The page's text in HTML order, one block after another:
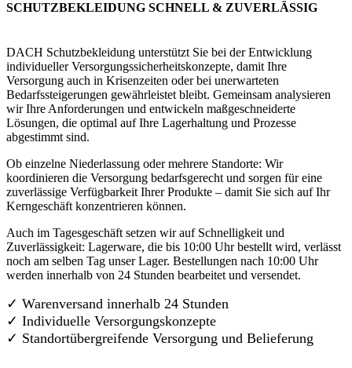
SCHUTZBEKLEIDUNG SCHNELL & ZUVERLÄSSIG
DACH Schutzbekleidung unterstützt Sie bei der Entwicklung
individueller Versorgungssicherheitskonzepte, damit Ihre
Versorgung auch in Krisenzeiten oder bei unerwarteten
Bedarfssteigerungen gewährleistet bleibt. Gemeinsam analysieren
wir Ihre Anforderungen und entwickeln maßgeschneiderte
Lösungen, die optimal auf Ihre Lagerhaltung und Prozesse
abgestimmt sind.
Ob einzelne Niederlassung oder mehrere Standorte: Wir
koordinieren die Versorgung bedarfsgerecht und sorgen für eine
zuverlässige Verfügbarkeit Ihrer Produkte – damit Sie sich auf Ihr
Kerngeschäft konzentrieren können.
Auch im Tagesgeschäft setzen wir auf Schnelligkeit und
Zuverlässigkeit: Lagerware, die bis 10:00 Uhr bestellt wird, verlässt
noch am selben Tag unser Lager. Bestellungen nach 10:00 Uhr
werden innerhalb von 24 Stunden bearbeitet und versendet.
✓ Warenversand innerhalb 24 Stunden
✓ Individuelle Versorgungskonzepte
✓ Standortübergreifende Versorgung und Belieferung